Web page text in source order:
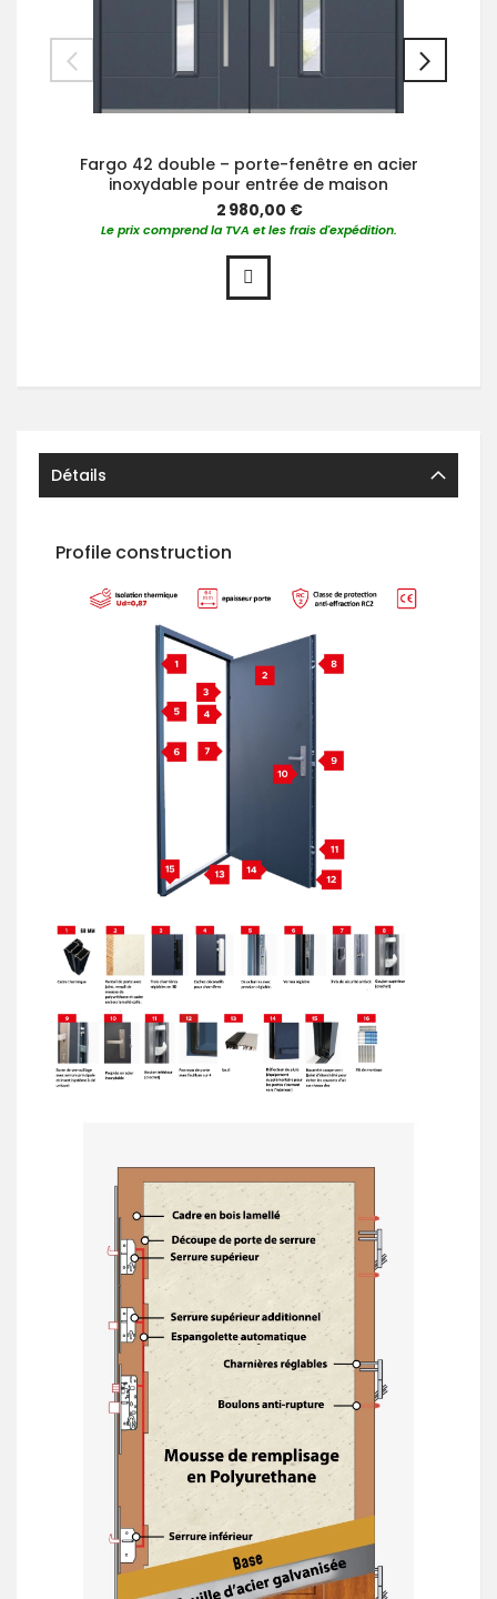
Fargo 42 double – porte-fenêtre en acier
inoxydable pour entrée de maison
2 980,00 €
Le prix comprend la TVA et les frais d'expédition.
Détails